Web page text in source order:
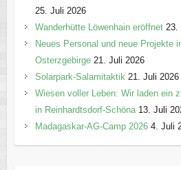
25. Juli 2026
Wanderhütte Löwenhain eröffnet 23.
Neues Personal und neue Projekte
Osterzgebirge 21. Juli 2026
Solarpark-Salamitaktik 21. Juli 2026
Wiesen voller Leben: Wir laden ein
in Reinhardtsdorf-Schöna 13. Juli
Madagaskar-AG-Camp 2026 4. Juli